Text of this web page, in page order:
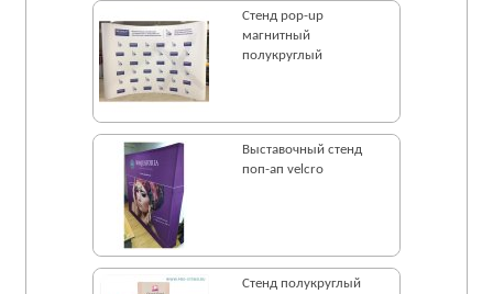
Стенд pop-up
магнитный
полукруглый
Выставочный стенд
поп-ап velcro
Стенд полукруглый